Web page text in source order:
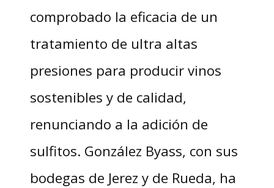
comprobado la eficacia de un
tratamiento de ultra altas
presiones para producir vinos
sostenibles y de calidad,
renunciando a la adición de
sulfitos. González Byass, con sus
bodegas de Jerez y de Rueda, ha